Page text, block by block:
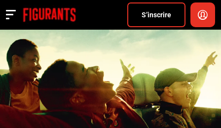
S’inscrire
Actualités
ANNONCER
FAQ
S’inscrire